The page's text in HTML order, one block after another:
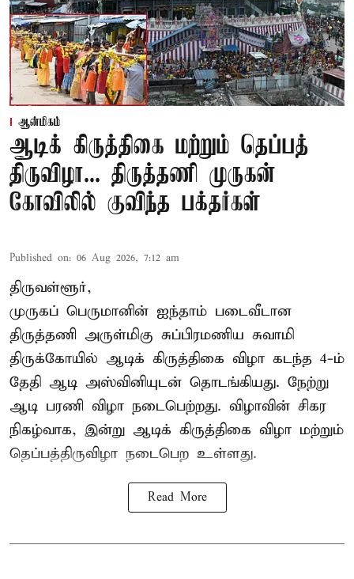
ஆன்மிகம்
ஆடிக் கிருத்திகை மற்றும் தெப்பத்
திருவிழா... திருத்தணி முருகன்
கோவிலில் குவிந்த பக்தர்கள்
Published on: 06 Aug 2026, 7:12 am
திருவள்ளூர்,
முருகப் பெருமானின் ஐந்தாம் படைவீடான
திருத்தணி அருள்மிகு சுப்பிரமணிய சுவாமி
திருக்கோயில் ஆடிக் கிருத்திகை விழா கடந்த 4-ம்
தேதி ஆடி அஸ்வினியுடன் தொடங்கியது. நேற்று
ஆடி பரணி விழா நடைபெற்றது. விழாவின் சிகர
நிகழ்வாக, இன்று ஆடிக் கிருத்திகை விழா மற்றும்
தெப்பத்திருவிழா நடைபெற உள்ளது.
Read More